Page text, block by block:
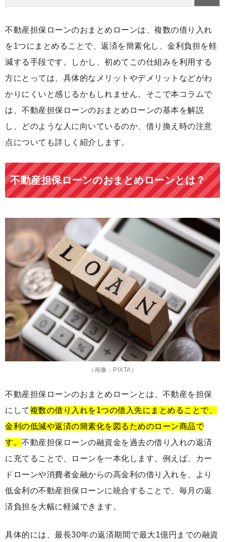
不動産担保ローンのおまとめローンは、複数の借り入れ
を1つにまとめることで、返済を簡素化し、金利負担を軽
減する手段です。しかし、初めてこの仕組みを利用する
方にとっては、具体的なメリットやデメリットなどがわ
かりにくいと感じるかもしれません。そこで本コラムで
は、不動産担保ローンのおまとめローンの基本を解説
し、どのような人に向いているのか、借り換え時の注意
点についても詳しく紹介します。
不動産担保ローンのおまとめローンとは？
（画像：PIXTA）
不動産担保ローンのおまとめローンとは、不動産を担保
にして複数の借り入れを1つの借入先にまとめることで、
金利の低減や返済の簡素化を図るためのローン商品で
す。 不動産担保ローンの融資金を過去の借り入れの返済
に充てることで、ローンを一本化します。例えば、カー
ドローンや消費者金融からの高金利の借り入れを、より
低金利の不動産担保ローンに統合することで、毎月の返
済負担を大幅に軽減できます。
具体的には、最長30年の返済期間で最大1億円までの融資